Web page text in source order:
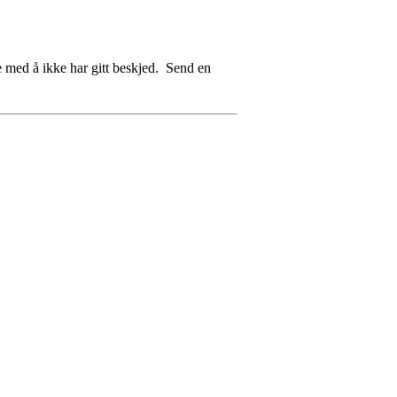
å ikke har gitt beskjed. Send en